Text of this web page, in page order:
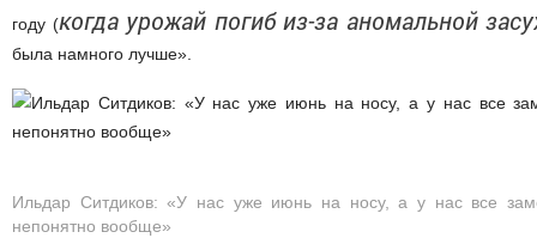
году (когда урожай погиб из-за аномальной
была намного лучше».
Ильдар Ситдиков: «У нас уже июнь на носу, а у нас все
непонятно вообще»